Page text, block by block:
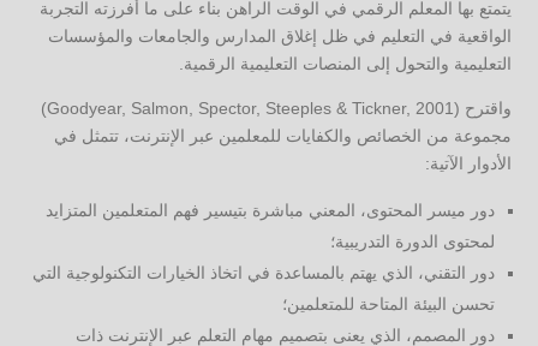
يتمتع بها المعلم الرقمي في الوقت الراهن بناء على ما أفرزته التجربة
الواقعية في التعليم في ظل إغلاق المدارس والجامعات والمؤسسات
التعليمية والتحول إلى المنصات التعليمية الرقمية.
واقترح (Goodyear, Salmon, Spector, Steeples & Tickner, 2001)
مجموعة من الخصائص والكفايات للمعلمين عبر الإنترنت، تتمثل في
الأدوار الآتية:
دور ميسر المحتوى، المعني مباشرة بتيسير فهم المتعلمين المتزايد
لمحتوى الدورة التدريبية؛
دور التقني، الذي يهتم بالمساعدة في اتخاذ الخيارات التكنولوجية التي
تحسن البيئة المتاحة للمتعلمين؛
دور المصمم، الذي يعنى بتصميم مهام التعلم عبر الإنترنت ذات